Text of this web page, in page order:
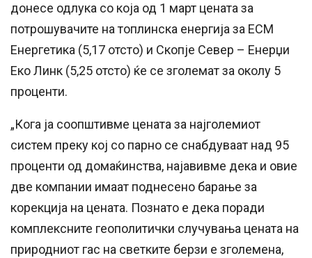
донесе одлука со која од 1 март цената за
потрошувачите на топлинска енергија за ЕСМ
Енергетика (5,17 отсто) и Скопје Север – Енерџи
Еко Линк (5,25 отсто) ќе се зголемат за околу 5
проценти.
„Кога ја соопштивме цената за најголемиот
систем преку кој со парно се снабдуваат над 95
проценти од домаќинства, најавивме дека и овие
две компании имаат поднесено барање за
корекција на цената. Познато е дека поради
комплексните геополитички случувања цената на
природниот гас на светките берзи е зголемена,